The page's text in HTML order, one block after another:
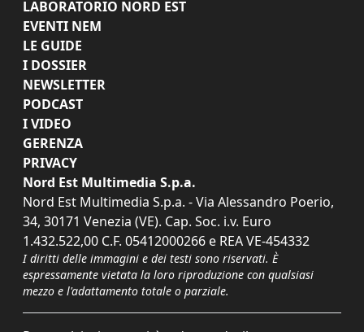
LABORATORIO NORD EST
EVENTI NEM
LE GUIDE
I DOSSIER
NEWSLETTER
PODCAST
I VIDEO
GERENZA
PRIVACY
Nord Est Multimedia S.p.a.
Nord Est Multimedia S.p.a. - Via Alessandro Poerio,
34, 30171 Venezia (VE). Cap. Soc. i.v. Euro
1.432.522,00 C.F. 05412000266 e REA VE-454332
I diritti delle immagini e dei testi sono riservati. È
espressamente vietata la loro riproduzione con qualsiasi
mezzo e l'adattamento totale o parziale.